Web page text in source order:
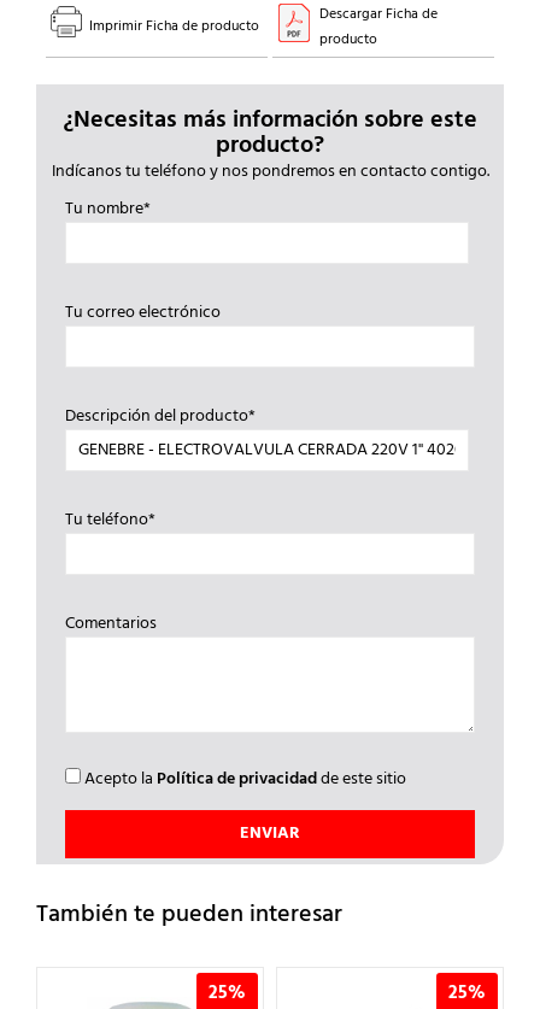
Imprimir Ficha de producto
Descargar Ficha de
producto
¿Necesitas más información sobre este
producto?
Indícanos tu teléfono y nos pondremos en contacto contigo.
Tu nombre*
Tu correo electrónico
Descripción del producto*
Tu teléfono*
Comentarios
Acepto la Política de privacidadde este sitio
También te pueden interesar
25% 25%